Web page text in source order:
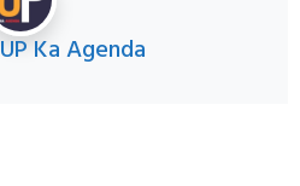
UP Ka Agenda